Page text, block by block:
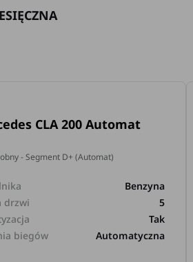
CLA 200 Automat
- Segment D+ (Automat)
Benzyna
drzwi
5
Tak
biegów
Automatyczna